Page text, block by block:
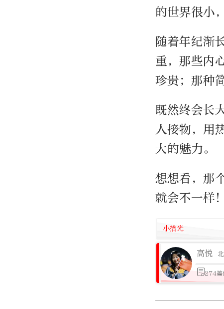
的世界很小
随着年纪渐
重，那些内
珍贵；那种
既然终会长
人接物，用
大的魅力。
想想看，那
就会不一样
小拾光
高悦
274篇